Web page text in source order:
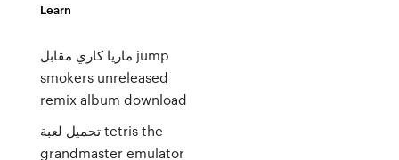
Learn
ماريا كاري مقابل jump
smokers unreleased
remix album download
تحميل لعبة tetris the
grandmaster emulator